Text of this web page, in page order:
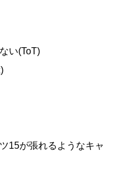
い(ToT)
15が張れるようなキャ